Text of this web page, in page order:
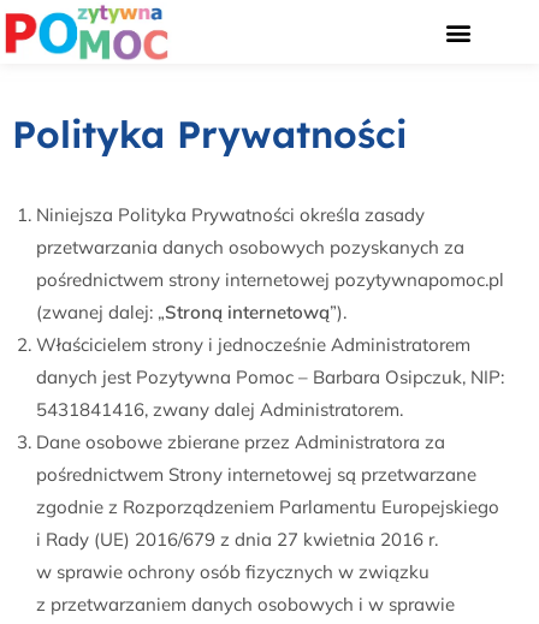
Polityka Prywatności
Niniejsza Polityka Prywatności określa zasady
przetwarzania danych osobowych pozyskanych za
pośrednictwem strony internetowej pozytywnapomoc.pl
(zwanej dalej: „Stroną internetową”).
Właścicielem strony i jednocześnie Administratorem
danych jest Pozytywna Pomoc – Barbara Osipczuk, NIP:
5431841416, zwany dalej Administratorem.
Dane osobowe zbierane przez Administratora za
pośrednictwem Strony internetowej są przetwarzane
zgodnie z Rozporządzeniem Parlamentu Europejskiego
i Rady (UE) 2016/679 z dnia 27 kwietnia 2016 r.
w sprawie ochrony osób fizycznych w związku
z przetwarzaniem danych osobowych i w sprawie